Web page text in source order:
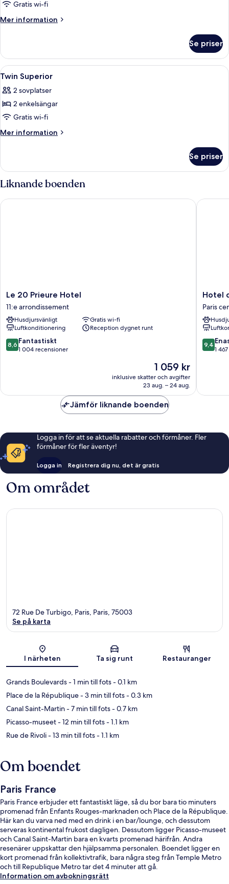
Double
Superior
Gratis wi-fi
Mer information
Mer
Superior
Se priser
Öppna
alla
foton
för
Twin
Superior
Ett hotellrum med en dubbelsäng,
12
Twin Superior
2 sovplatser
2 enkelsängar
Gratis wi-fi
Mer information
Mer
Superior
Se priser
Liknande boenden
Le
20
Prieure
Hotel
11:e
arrondissement
Le 20 Prieure Hotel
11:e arrondissement
Husdjursvänligt
Gratis wi-fi
Luftkonditionering
Reception dygnet runt
8.6
av
8,6 Fantastiskt
1 004 recensioner
Priset
1 059 kr
1 059 kr
inklusive skatter och avgifter
23 aug. – 24 aug.
Le 20 Prieure Hotel
Hotel
de
Roubaix
Paris
centrum
Hotel
Paris
9.4
av
9,4
1
Hotel
Jämför liknande boenden
Logga in för att se aktuella rabatter och förmåner. Fler
förmåner för fler äventyr!
Logga in Registrera dig nu, det är gratis
Om området
Karta
72 Rue De Turbigo, Paris, Paris, 75003
Se på karta
I närheten Ta sig runt Restauranger
Grands Boulevards- 1 min till fots- 0.1 km
Place de la République- 3 min till fots- 0.3 km
Canal Saint-Martin- 7 min till fots- 0.7 km
Picasso-museet- 12 min till fots- 1.1 km
Rue de Rivoli- 13 min till fots- 1.1 km
Om boendet
Paris France
Paris France erbjuder ett fantastiskt läge, så du bor bara tio minuters
promenad från Enfants Rouges-marknaden och Place de la République.
Här kan du varva ned med en drink i en bar/lounge, och dessutom
serveras kontinental frukost dagligen. Dessutom ligger Picasso-museet
och Canal Saint-Martin bara en kvarts promenad härifrån. Andra
resenärer uppskattar den hjälpsamma personalen. Boendet ligger en
kort promenad från kollektivtrafik, bara några steg från Temple Metro
och till Republique Metro tar det 4 minuter att gå.
Information om avbokningsrätt